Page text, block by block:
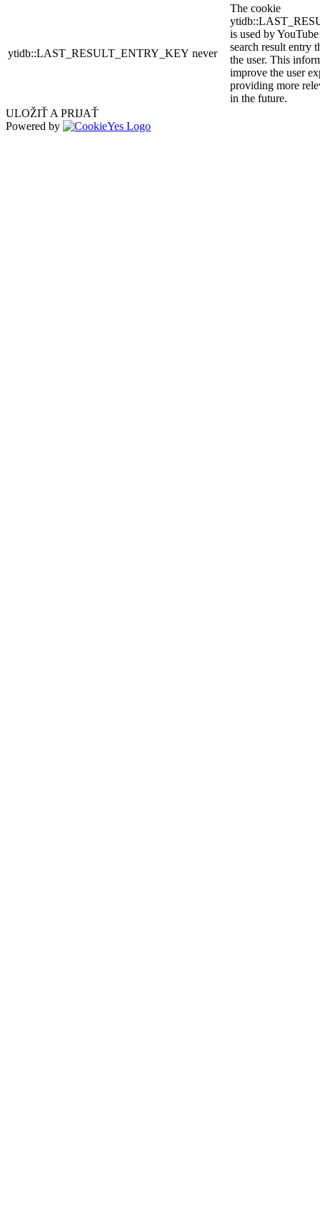
ytidb::LAST_RESULT_ENTRY_KEY never
The cookie
is used by
search result entry
the user. This
improve the user
providing more
in the future.
ULOŽIŤ A PRIJAŤ
Powered by